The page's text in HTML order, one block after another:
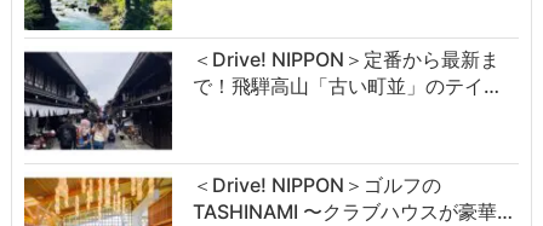
＜Drive! NIPPON＞定番から最新ま
で！飛騨高山「古い町並」のテイ…
＜Drive! NIPPON＞ゴルフの
TASHINAMI 〜クラブハウスが豪華…